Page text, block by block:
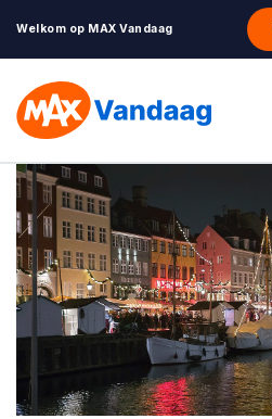
Welkom op MAX Vandaag